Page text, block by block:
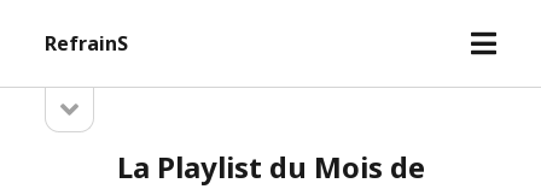
RefrainS
open
Sidebarsidebar
La Playlist du Mois de